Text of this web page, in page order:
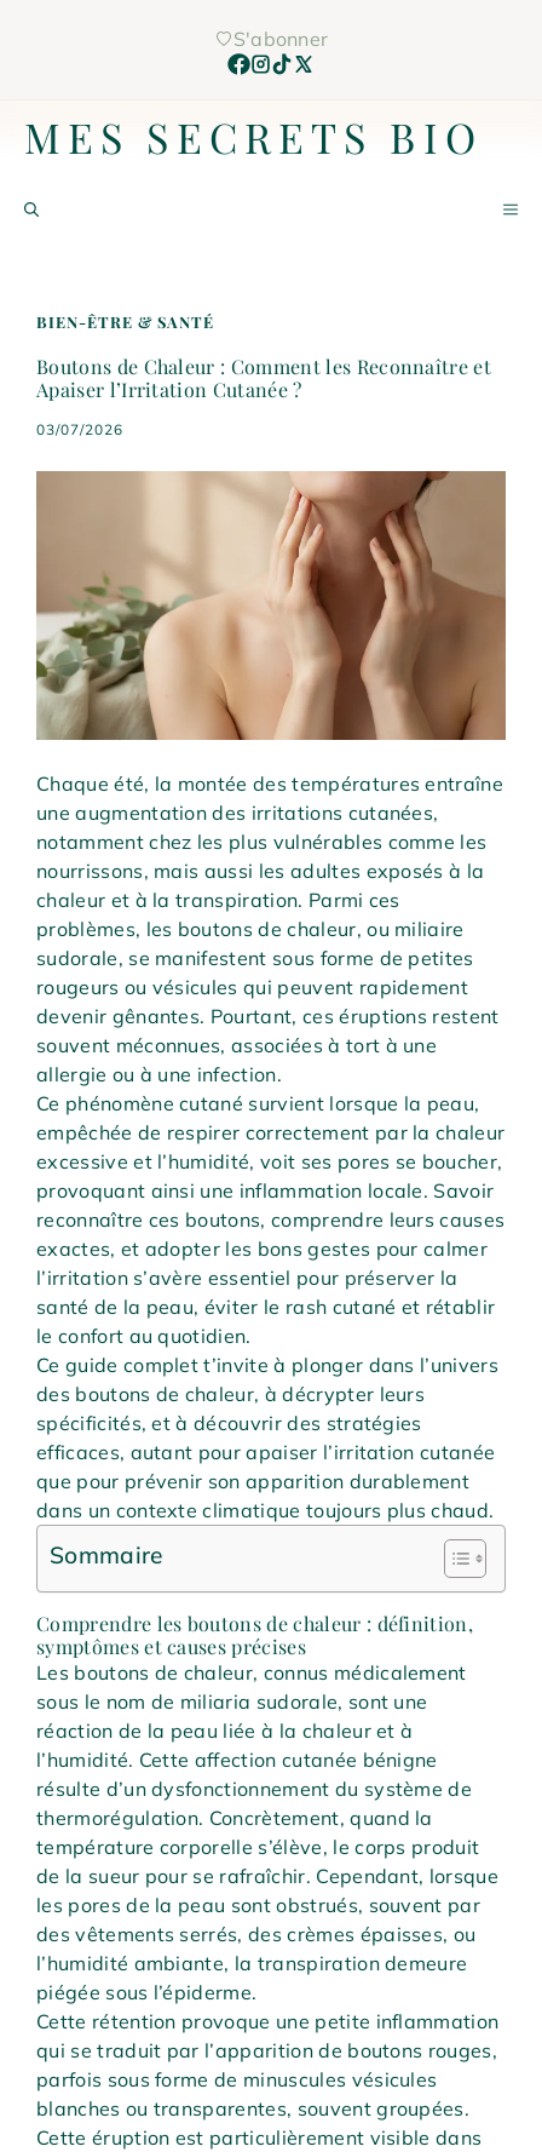
S'abonner
MES SECRETS BIO
BIEN-ÊTRE & SANTÉ
Boutons de Chaleur : Comment les Reconnaître et
Apaiser l’Irritation Cutanée ?
03/07/2026
Chaque été, la montée des températures entraîne
une augmentation des irritations cutanées,
notamment chez les plus vulnérables comme les
nourrissons, mais aussi les adultes exposés à la
chaleur et à la transpiration. Parmi ces
problèmes, les boutons de chaleur, ou miliaire
sudorale, se manifestent sous forme de petites
rougeurs ou vésicules qui peuvent rapidement
devenir gênantes. Pourtant, ces éruptions restent
souvent méconnues, associées à tort à une
allergie ou à une infection.
Ce phénomène cutané survient lorsque la peau,
empêchée de respirer correctement par la chaleur
excessive et l’humidité, voit ses pores se boucher,
provoquant ainsi une inflammation locale. Savoir
reconnaître ces boutons, comprendre leurs causes
exactes, et adopter les bons gestes pour calmer
l’irritation s’avère essentiel pour préserver la
santé de la peau, éviter le rash cutané et rétablir
le confort au quotidien.
Ce guide complet t’invite à plonger dans l’univers
des boutons de chaleur, à décrypter leurs
spécificités, et à découvrir des stratégies
efficaces, autant pour apaiser l’irritation cutanée
que pour prévenir son apparition durablement
dans un contexte climatique toujours plus chaud.
Sommaire
Comprendre les boutons de chaleur : définition,
symptômes et causes précises
Les boutons de chaleur, connus médicalement
sous le nom de miliaria sudorale, sont une
réaction de la peau liée à la chaleur et à
l’humidité. Cette affection cutanée bénigne
résulte d’un dysfonctionnement du système de
thermorégulation. Concrètement, quand la
température corporelle s’élève, le corps produit
de la sueur pour se rafraîchir. Cependant, lorsque
les pores de la peau sont obstrués, souvent par
des vêtements serrés, des crèmes épaisses, ou
l’humidité ambiante, la transpiration demeure
piégée sous l’épiderme.
Cette rétention provoque une petite inflammation
qui se traduit par l’apparition de boutons rouges,
parfois sous forme de minuscules vésicules
blanches ou transparentes, souvent groupées.
Cette éruption est particulièrement visible dans